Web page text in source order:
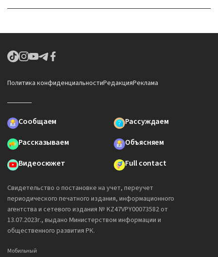
Политика конфиденциальностиРедакцияРеклама
Сообщаем
Рассуждаем
Рассказываем
Объясняем
Видеосюжет
Full contact
Свидетельство о постановке на учет, переучет
периодического печатного издания, информационного
агентства и сетевого издания № KZ47VPY00073582 от
13.07.2023г., выдано Министерством информации и
общественного развития РК.
Мобильный